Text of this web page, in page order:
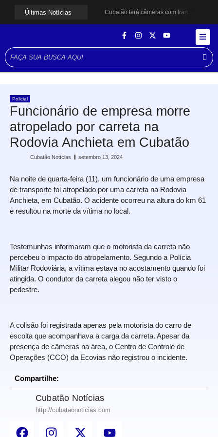
Últimas Notícias
Cubatão terá câmeras com transmissão ao vivo de pontos turísticos pela internet
Guarujá cria força-tarefa para enfrentar crise no abastecimento de água
Policial
Funcionário de empresa morre
atropelado por carreta na
Rodovia Anchieta em Cubatão
Cubatão Notícias setembro 13, 2024
Na noite de quarta-feira (11), um funcionário de uma empresa
de transporte foi atropelado por uma carreta na Rodovia
Anchieta, em Cubatão. O acidente ocorreu na altura do km 61
e resultou na morte da vítima no local.
Testemunhas informaram que o motorista da carreta não
percebeu o impacto do atropelamento. Segundo a Polícia
Militar Rodoviária, a vítima estava no acostamento quando foi
atingida. O condutor da carreta alegou não ter visto o
pedestre.
A colisão foi registrada apenas pela motorista do carro de
escolta que acompanhava a carga da carreta. Apesar da
presença de câmeras na área, o Centro de Controle de
Operações (CCO) da Ecovias não registrou o incidente.
Compartilhe:
Cubatão Notícias
http://cubataonoticias.com